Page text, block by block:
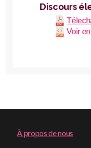
Discours
Voir
Footer
menu
À propos de nous